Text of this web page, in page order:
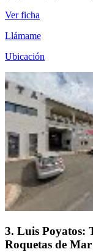
Ver ficha
Llámame
Ubicación
3. Luis Poyatos:
Roquetas de Mar